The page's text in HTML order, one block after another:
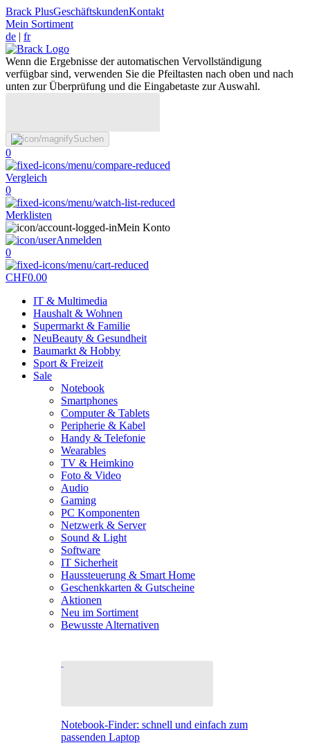
Brack PlusGeschäftskundenKontakt
Mein Sortiment
de | fr
Wenn die Ergebnisse der automatischen Vervollständigung
verfügbar sind, verwenden Sie die Pfeiltasten nach oben und nach
unten zur Überprüfung und die Eingabetaste zur Auswahl.
Suchen
0
Vergleich
0
Merklisten
Mein Konto
Anmelden
0
CHF0.00
IT & Multimedia
Haushalt & Wohnen
Supermarkt & Familie
NeuBeauty & Gesundheit
Baumarkt & Hobby
Sport & Freizeit
Sale
Notebook
Smartphones
Computer & Tablets
Peripherie & Kabel
Handy & Telefonie
Wearables
TV & Heimkino
Foto & Video
Audio
Gaming
PC Komponenten
Netzwerk & Server
Sound & Light
Software
IT Sicherheit
Haussteuerung & Smart Home
Geschenkkarten & Gutscheine
Aktionen
Neu im Sortiment
Bewusste Alternativen
Notebook-Finder: schnell und einfach zum
passenden Laptop